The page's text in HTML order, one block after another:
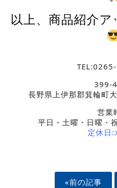
以上、商品紹介
399-
長野県上伊那郡箕輪町
営業
平日・土曜・日曜・
定休日:
«前の記事